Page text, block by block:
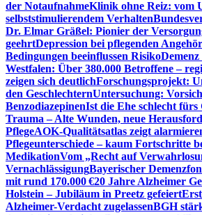
der NotaufnahmeKlinik ohne Reiz: vom
selbststimulierendem Verhalten
Dr. Elmar Gräßel: Pionier der
geehrtDepression bei pflegenden
Bedingungen beeinflussen Risiko
Westfalen: Über 380.000 Betroffene –
zeigen sich deutlichForschungsprojekt:
den GeschlechternUntersuchung:
BenzodiazepinenIst die Ehe schlecht fürs
Trauma – Alte Wunden, neue
PflegeAOK-Qualitätsatlas zeigt
Pflegeunterschiede – kaum Fortschritte
MedikationVom „Recht auf
VernachlässigungBayerischer
mit rund 170.000 €20 Jahre Alzheimer
Holstein – Jubiläum in Preetz gefeiert
Alzheimer-Verdacht zugelassenBGH